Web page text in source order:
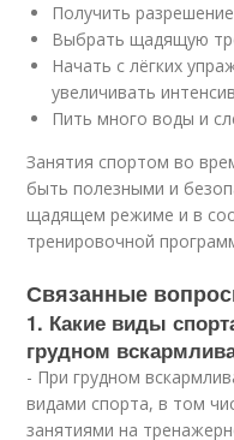
Получить
Выбрать щадящую
Начать с лёгких
увеличивать
Пить много воды и
Занятия спортом во
быть полезными и
щадящем режиме и в
тренировочной
Связанные
1. Какие виды
грудном
- При грудном
видами спорта, в том
занятиями на